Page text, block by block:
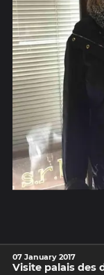
07 January 2017
Visite palais des